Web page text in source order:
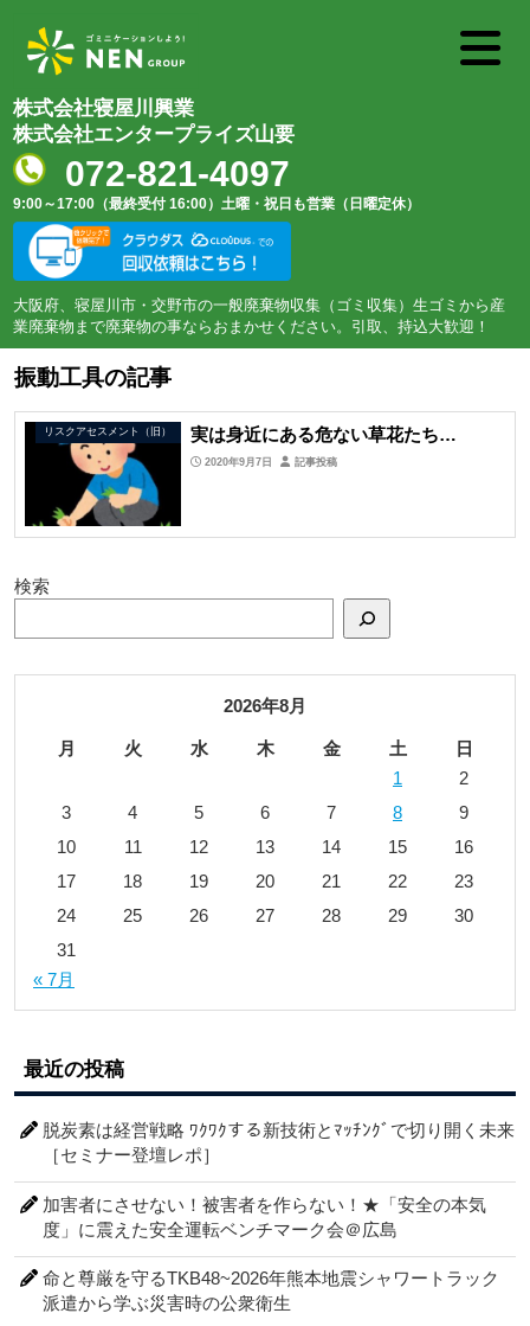
株式会社寝屋川興業
株式会社エンタープライズ山要
072-821-4097
9:00～17:00（最終受付 16:00） 土曜・祝日も営業（日曜定休）
大阪府、寝屋川市・交野市の一般廃棄物収集（ゴミ収集）生ゴミから産
業廃棄物まで廃棄物の事ならおまかせください。引取、持込大歓迎！
振動工具の記事
リスクアセスメント（旧） 実は身近にある危ない草花たち…
2020年9月7日 記事投稿
検索
2026年8月
月 火 水 木 金 土
日
1
2
3
4 5 6 7 8
9
10
11 12 13 14 15
16
17
18 19 20 21 22
23
24
25 26 27 28 29
30
31
« 7月
最近の投稿
脱炭素は経営戦略 ﾜｸﾜｸする新技術とﾏｯﾁﾝｸﾞで切り開く未来
［セミナー登壇レポ］
加害者にさせない！被害者を作らない！★「安全の本気
度」に震えた安全運転ベンチマーク会＠広島
命と尊厳を守るTKB48~2026年熊本地震シャワートラック
派遣から学ぶ災害時の公衆衛生